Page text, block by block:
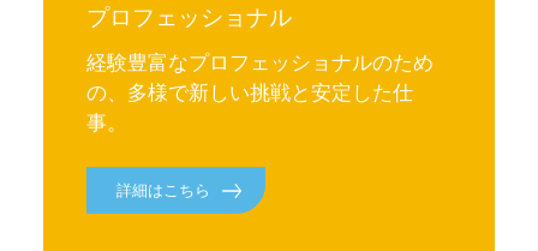
プロフェッショナル
経験豊富なプロフェッショナルのため
の、多様で新しい挑戦と安定した仕
事。
詳細はこちら